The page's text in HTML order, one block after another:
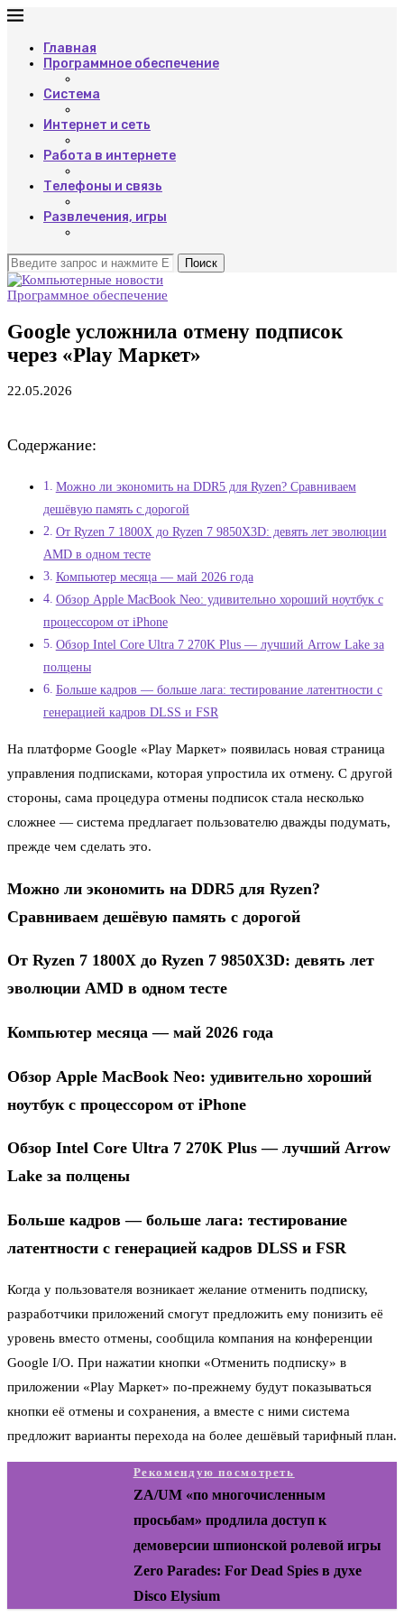
Главная
Программное обеспечение
Система
Интернет и сеть
Работа в интернете
Телефоны и связь
Развлечения, игры
Поиск
Программное обеспечение
Google усложнила отмену подписок
через «Play Маркет»
22.05.2026
Содержание:
Можно ли экономить на DDR5 для Ryzen? Сравниваем
дешёвую память с дорогой
От Ryzen 7 1800X до Ryzen 7 9850X3D: девять лет эволюции
AMD в одном тесте
Компьютер месяца — май 2026 года
Обзор Apple MacBook Neo: удивительно хороший ноутбук с
процессором от iPhone
Обзор Intel Core Ultra 7 270K Plus — лучший Arrow Lake за
полцены
Больше кадров — больше лага: тестирование латентности с
генерацией кадров DLSS и FSR
На платформе Google «Play Маркет» появилась новая страница
управления подписками, которая упростила их отмену. С другой
стороны, сама процедура отмены подписок стала несколько
сложнее — система предлагает пользователю дважды подумать,
прежде чем сделать это.
Можно ли экономить на DDR5 для Ryzen?
Сравниваем дешёвую память с дорогой
От Ryzen 7 1800X до Ryzen 7 9850X3D: девять лет
эволюции AMD в одном тесте
Компьютер месяца — май 2026 года
Обзор Apple MacBook Neo: удивительно хороший
ноутбук с процессором от iPhone
Обзор Intel Core Ultra 7 270K Plus — лучший Arrow
Lake за полцены
Больше кадров — больше лага: тестирование
латентности с генерацией кадров DLSS и FSR
Когда у пользователя возникает желание отменить подписку,
разработчики приложений смогут предложить ему понизить её
уровень вместо отмены, сообщила компания на конференции
Google I/O. При нажатии кнопки «Отменить подписку» в
приложении «Play Маркет» по-прежнему будут показываться
кнопки её отмены и сохранения, а вместе с ними система
предложит варианты перехода на более дешёвый тарифный план.
Рекомендую посмотреть
ZA/UM «по многочисленным
просьбам» продлила доступ к
демоверсии шпионской ролевой игры
Zero Parades: For Dead Spies в духе
Disco Elysium